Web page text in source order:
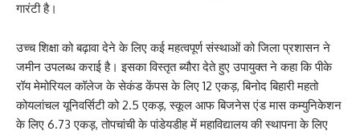
गारंटी है।
उच्च शिक्षा को बढ़ावा देने के लिए कई महत्वपूर्ण संस्थाओं को जिला प्रशासन ने
जमीन उपलब्ध कराई है। इसका विस्तृत ब्यौरा देते हुए उपायुक्त ने कहा कि पीके
रॉय मेमोरियल कॉलेज के सेकंड केंपस के लिए 12 एकड़, बिनोद बिहारी महतो
कोयलांचल यूनिवर्सिटी को 2.5 एकड़, स्कूल आफ बिजनेस एंड मास कम्युनिकेशन
के लिए 6.73 एकड़, तोपचांची के पांडेयडीह में महाविद्यालय की स्थापना के लिए